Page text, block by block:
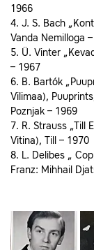
1966
4. J. S. Bach
Vanda Nemilloga
5. Ü. Vinter
– 1967
6. B. Bartók
Vilimaa),
Poznjak – 1969
7. R. Strauss „Till
Vitina), Till – 1970
8. L. Delibes „
Franz: Mihhail